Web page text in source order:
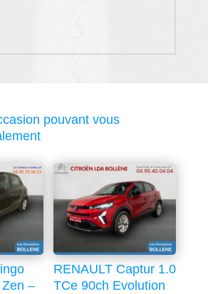
pouvant vous
–
RENAULT Captur 1.0
TCe 90ch Evolution